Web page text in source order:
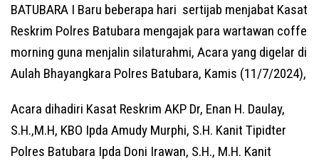
BATUBARA I Baru beberapa hari sertijab menjabat Kasat
Reskrim Polres Batubara mengajak para wartawan coffe
morning guna menjalin silaturahmi, Acara yang digelar di
Aulah Bhayangkara Polres Batubara, Kamis (11/7/2024),
Acara dihadiri Kasat Reskrim AKP Dr, Enan H. Daulay,
S.H.,M.H, KBO Ipda Amudy Murphi, S.H. Kanit Tipidter
Polres Batubara Ipda Doni Irawan, S.H., M.H. Kanit